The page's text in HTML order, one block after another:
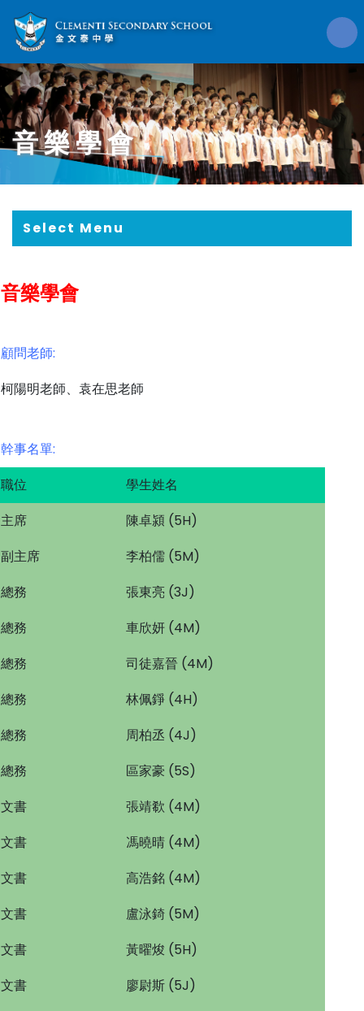
音樂學會
Select Menu
音樂學會
顧問老師:
柯陽明老師、袁在思老師
幹事名單:
職位
學生姓名
主席
陳卓潁 (5H)
副主席
李柏儒 (5M)
總務
張東亮 (3J)
總務
車欣妍 (4M)
總務
司徒嘉晉 (4M)
總務
林佩錚 (4H)
總務
周柏丞 (4J)
總務
區家豪 (5S)
文書
張靖欷 (4M)
文書
馮曉晴 (4M)
文書
高浩銘 (4M)
文書
盧泳錡 (5M)
文書
黃曜焌 (5H)
文書
廖尉斯 (5J)